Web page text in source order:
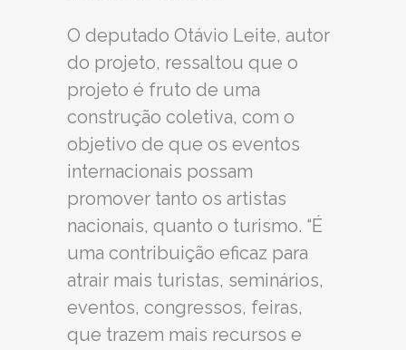
O deputado Otávio Leite, autor
do projeto, ressaltou que o
projeto é fruto de uma
construção coletiva, com o
objetivo de que os eventos
internacionais possam
promover tanto os artistas
nacionais, quanto o turismo. “É
uma contribuição eficaz para
atrair mais turistas, seminários,
eventos, congressos, feiras,
que trazem mais recursos e